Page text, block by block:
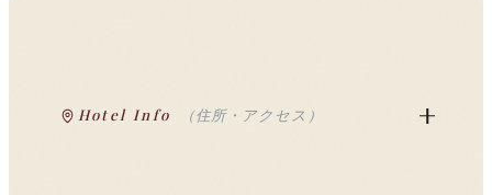
Hotel Info （住所・アクセス）